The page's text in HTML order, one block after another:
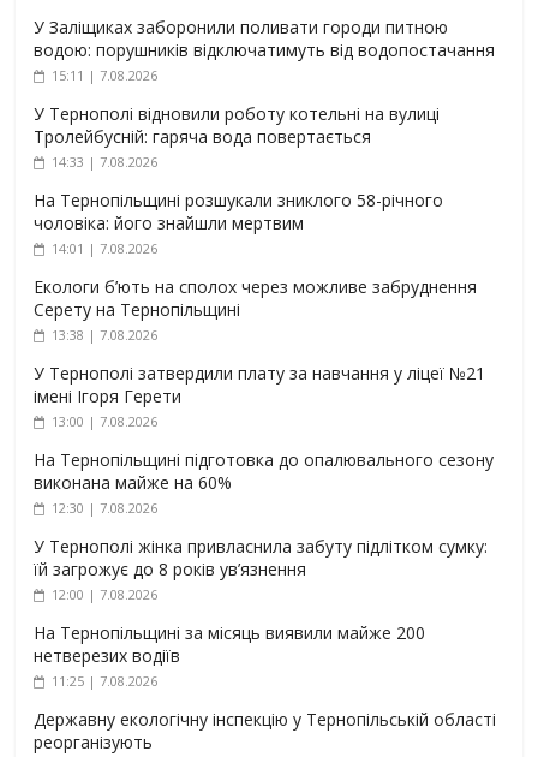
У Заліщиках заборонили поливати городи питною
водою: порушників відключатимуть від водопостачання
15:11 | 7.08.2026
У Тернополі відновили роботу котельні на вулиці
Тролейбусній: гаряча вода повертається
14:33 | 7.08.2026
На Тернопільщині розшукали зниклого 58-річного
чоловіка: його знайшли мертвим
14:01 | 7.08.2026
Екологи б’ють на сполох через можливе забруднення
Серету на Тернопільщині
13:38 | 7.08.2026
У Тернополі затвердили плату за навчання у ліцеї №21
імені Ігоря Герети
13:00 | 7.08.2026
На Тернопільщині підготовка до опалювального сезону
виконана майже на 60%
12:30 | 7.08.2026
У Тернополі жінка привласнила забуту підлітком сумку:
їй загрожує до 8 років ув’язнення
12:00 | 7.08.2026
На Тернопільщині за місяць виявили майже 200
нетверезих водіїв
11:25 | 7.08.2026
Державну екологічну інспекцію у Тернопільській області
реорганізують